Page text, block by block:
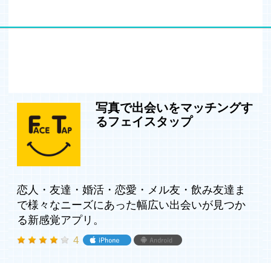
写真で出会いをマッチングす
るフェイスタップ
恋人・友達・婚活・恋愛・メル友・飲み友達ま
で様々なニーズにあった幅広い出会いが見つか
る新感覚アプリ。
4